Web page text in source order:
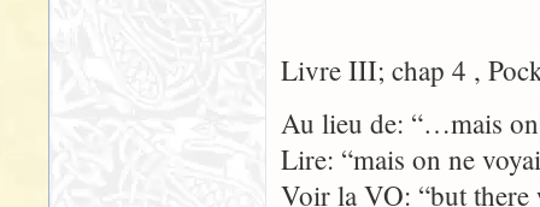
Livre III; chap 4 ,
Au lieu de: “…mais on
Lire: “mais on ne
Voir la VO: “but there